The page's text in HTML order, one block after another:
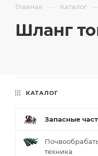
Главная — Каталог
Шланг
КАТАЛОГ
Запасные
техника